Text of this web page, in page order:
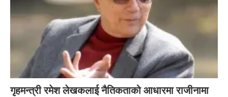
गृहमन्त्री रमेश लेखकलाई नैतिकताको आधारमा राजीनामा